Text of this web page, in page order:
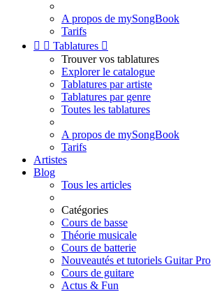
A propos de mySongBook
Tarifs
  Tablatures 
Trouver vos tablatures
Explorer le catalogue
Tablatures par artiste
Tablatures par genre
Toutes les tablatures
A propos de mySongBook
Tarifs
Artistes
Blog
Tous les articles
Catégories
Cours de basse
Théorie musicale
Cours de batterie
Nouveautés et tutoriels Guitar Pro
Cours de guitare
Actus & Fun